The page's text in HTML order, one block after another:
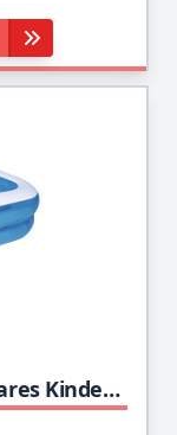
Bestway Family Pool aufblasbares Kinder-Planschbecken, 211 x 132 x 46 cm